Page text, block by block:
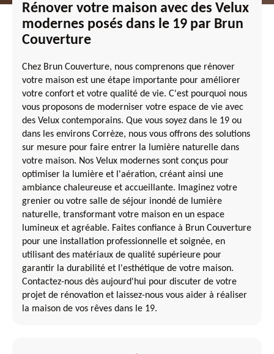
Rénover votre maison avec des Velux
modernes posés dans le 19 par Brun
Couverture
Chez Brun Couverture, nous comprenons que rénover
votre maison est une étape importante pour améliorer
votre confort et votre qualité de vie. C'est pourquoi nous
vous proposons de moderniser votre espace de vie avec
des Velux contemporains. Que vous soyez dans le 19 ou
dans les environs Corrèze, nous vous offrons des solutions
sur mesure pour faire entrer la lumière naturelle dans
votre maison. Nos Velux modernes sont conçus pour
optimiser la lumière et l'aération, créant ainsi une
ambiance chaleureuse et accueillante. Imaginez votre
grenier ou votre salle de séjour inondé de lumière
naturelle, transformant votre maison en un espace
lumineux et agréable. Faites confiance à Brun Couverture
pour une installation professionnelle et soignée, en
utilisant des matériaux de qualité supérieure pour
garantir la durabilité et l'esthétique de votre maison.
Contactez-nous dès aujourd'hui pour discuter de votre
projet de rénovation et laissez-nous vous aider à réaliser
la maison de vos rêves dans le 19.